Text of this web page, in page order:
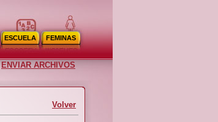
ESCUELA FEMINAS
ENVIAR ARCHIVOS
Volver